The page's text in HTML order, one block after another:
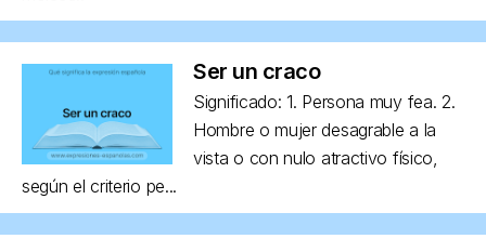
Ser un craco
Significado: 1. Persona muy fea. 2.
Hombre o mujer desagrable a la
vista o con nulo atractivo físico,
según el criterio pe...